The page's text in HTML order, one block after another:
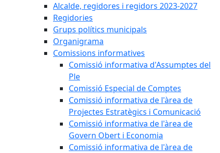
Alcalde, regidores i regidors 2023-2027
Regidories
Grups polítics municipals
Organigrama
Comissions informatives
Comissió informativa d'Assumptes del
Ple
Comissió Especial de Comptes
Comissió informativa de l'àrea de
Projectes Estratègics i Comunicació
Comissió informativa de l'àrea de
Govern Obert i Economia
Comissió informativa de l'àrea de